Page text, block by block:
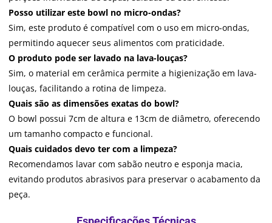
Posso utilizar este bowl no micro-ondas?
Sim, este produto é compatível com o uso em micro-ondas,
permitindo aquecer seus alimentos com praticidade.
O produto pode ser lavado na lava-louças?
Sim, o material em cerâmica permite a higienização em lava-
louças, facilitando a rotina de limpeza.
Quais são as dimensões exatas do bowl?
O bowl possui 7cm de altura e 13cm de diâmetro, oferecendo
um tamanho compacto e funcional.
Quais cuidados devo ter com a limpeza?
Recomendamos lavar com sabão neutro e esponja macia,
evitando produtos abrasivos para preservar o acabamento da
peça.